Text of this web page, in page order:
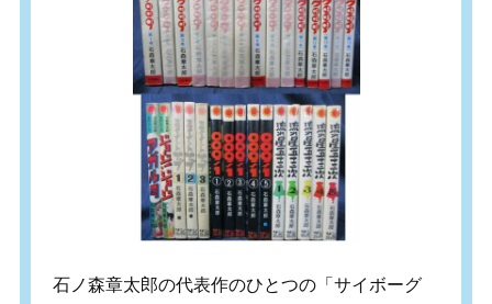
石ノ森章太郎の代表作のひとつの「サイボーグ